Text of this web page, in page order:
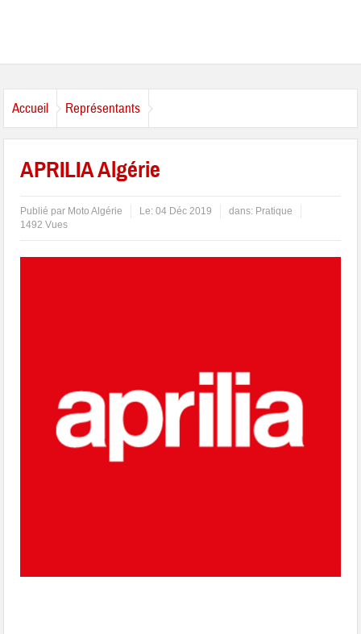
Accueil Représentants
APRILIA Algérie
Publié par Moto Algérie Le:04 Déc 2019 dans: Pratique
1492 Vues